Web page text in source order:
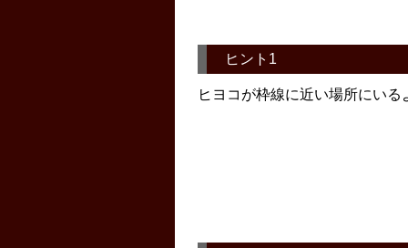
ヒント1
ヒヨコが枠線に近い場所にいる